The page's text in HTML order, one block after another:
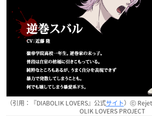
（引用：『DIABOLIK LOVERS』公式サイト）ⓒ Rejet
OLIK LOVERS PROJECT